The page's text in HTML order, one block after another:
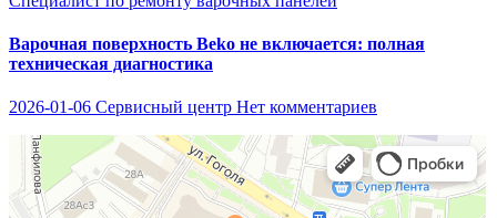
Варочная поверхность Beko не включается: полная
техническая диагностика
2026-01-06 Сервисный центр Нет комментариев